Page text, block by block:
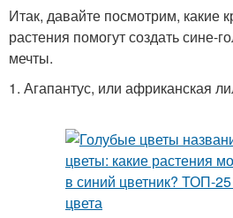
Итак, давайте посмотрим, какие
растения помогут создать сине-
мечты.
1. Агапантус, или африканская